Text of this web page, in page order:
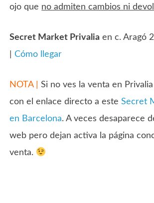
ojo que no admiten cambios ni
Secret Market Privalia en c. Aragó
|Cómo llegar
NOTA |
Si no ves la venta en
con el enlace directo a esteSecret
en Barcelona. A veces desaparece
web pero dejan activa la página
venta.